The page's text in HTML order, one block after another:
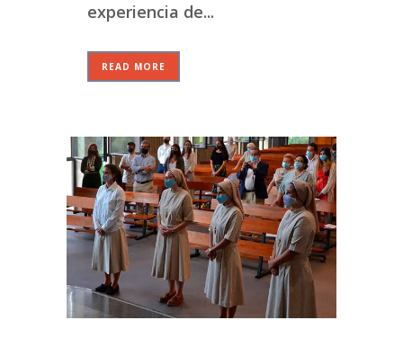
experiencia de...
READ MORE